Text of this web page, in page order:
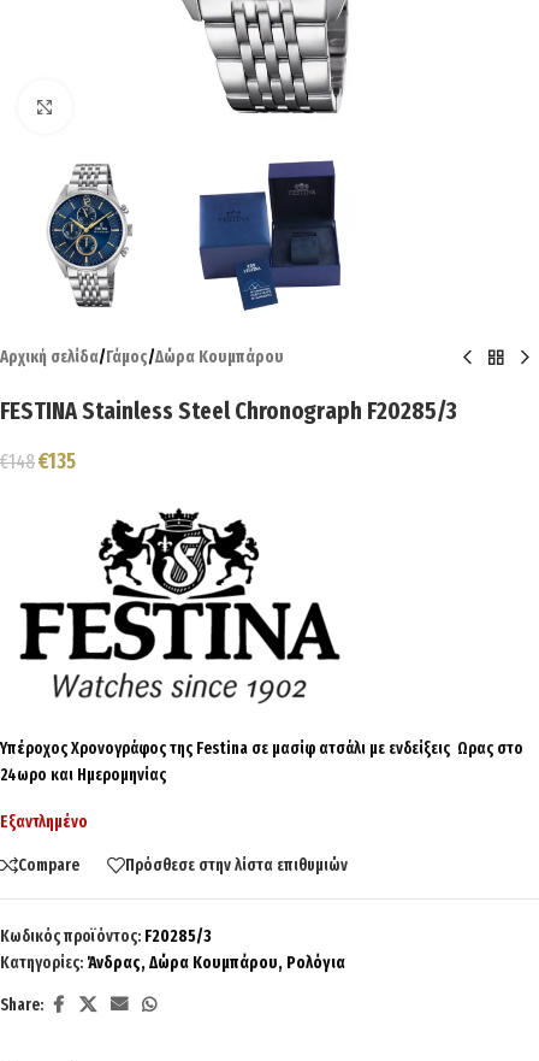
Αρχική σελίδα/Γάμος/Δώρα Κουμπάρου
FESTINA Stainless Steel Chronograph F20285/3
€148€135
Υπέροχος Χρονογράφος της Festina σε μασίφ ατσάλι με ενδείξεις Ωρας στο
24ωρο και Ημερομηνίας
Εξαντλημένο
Compare Πρόσθεσε στην λίστα επιθυμιών
Κωδικός προϊόντος: F20285/3
Κατηγορίες: Άνδρας,Δώρα Κουμπάρου, Ρολόγια
Share: